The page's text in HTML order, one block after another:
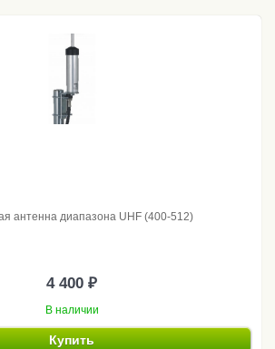
антенна диапазона UHF (400-512)
4 400 ₽
В наличии
Купить